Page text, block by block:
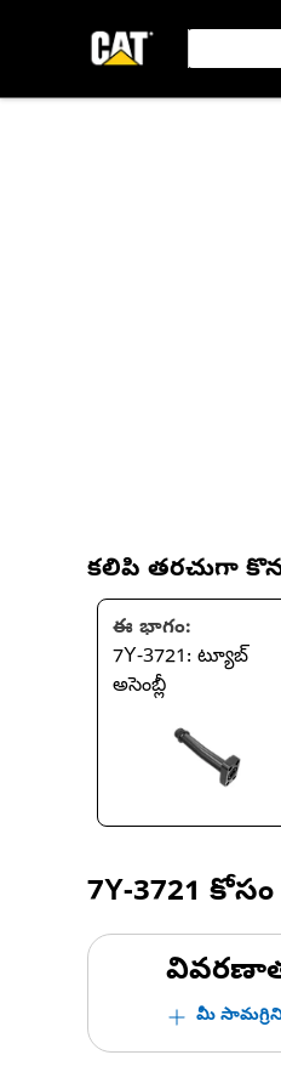
కలిపి తరచుగా
ఈ భాగం:
7Y-3721: ట్యూబ్
అసెంబ్లీ
7Y-3721 కోసం
మీ